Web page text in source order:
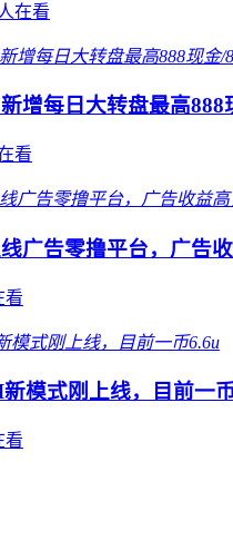
在看
新增每日大转盘最高
看
广告零撸平台，广告
看
模式刚上线，目前一
看